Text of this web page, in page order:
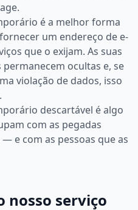
é a melhor forma
um endereço de e-
que o exijam. As suas
ocultas e, se
violação de dados, isso
descartável é algo
com as pegadas
e com as pessoas que as
nosso serviço